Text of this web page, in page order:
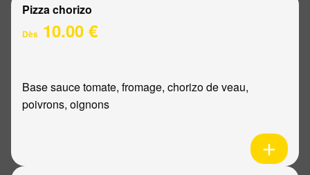
Pizza chorizo
Dès 10.00 €
Base sauce tomate, fromage, chorizo de veau,
poivrons, oignons